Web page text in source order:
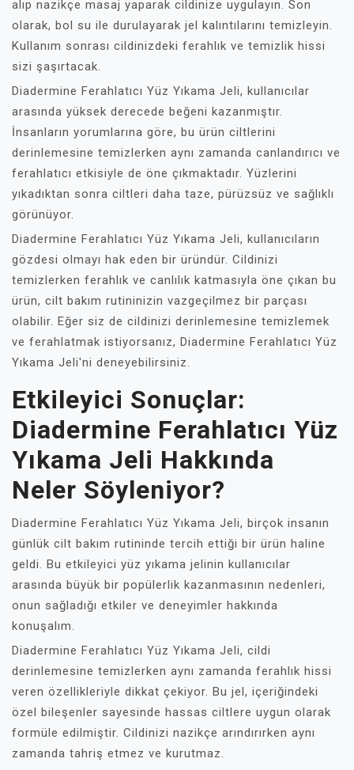
alıp nazikçe masaj yaparak cildinize uygulayın. Son
olarak, bol su ile durulayarak jel kalıntılarını temizleyin.
Kullanım sonrası cildinizdeki ferahlık ve temizlik hissi
sizi şaşırtacak.
Diadermine Ferahlatıcı Yüz Yıkama Jeli, kullanıcılar
arasında yüksek derecede beğeni kazanmıştır.
İnsanların yorumlarına göre, bu ürün ciltlerini
derinlemesine temizlerken aynı zamanda canlandırıcı ve
ferahlatıcı etkisiyle de öne çıkmaktadır. Yüzlerini
yıkadıktan sonra ciltleri daha taze, pürüzsüz ve sağlıklı
görünüyor.
Diadermine Ferahlatıcı Yüz Yıkama Jeli, kullanıcıların
gözdesi olmayı hak eden bir üründür. Cildinizi
temizlerken ferahlık ve canlılık katmasıyla öne çıkan bu
ürün, cilt bakım rutininizin vazgeçilmez bir parçası
olabilir. Eğer siz de cildinizi derinlemesine temizlemek
ve ferahlatmak istiyorsanız, Diadermine Ferahlatıcı Yüz
Yıkama Jeli'ni deneyebilirsiniz.
Etkileyici Sonuçlar:
Diadermine Ferahlatıcı Yüz
Yıkama Jeli Hakkında
Neler Söyleniyor?
Diadermine Ferahlatıcı Yüz Yıkama Jeli, birçok insanın
günlük cilt bakım rutininde tercih ettiği bir ürün haline
geldi. Bu etkileyici yüz yıkama jelinin kullanıcılar
arasında büyük bir popülerlik kazanmasının nedenleri,
onun sağladığı etkiler ve deneyimler hakkında
konuşalım.
Diadermine Ferahlatıcı Yüz Yıkama Jeli, cildi
derinlemesine temizlerken aynı zamanda ferahlık hissi
veren özellikleriyle dikkat çekiyor. Bu jel, içeriğindeki
özel bileşenler sayesinde hassas ciltlere uygun olarak
formüle edilmiştir. Cildinizi nazikçe arındırırken aynı
zamanda tahriş etmez ve kurutmaz.